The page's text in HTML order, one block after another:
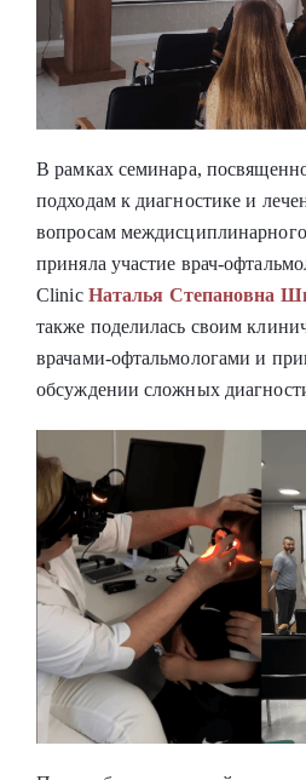
В рамках семинара,
подходам к диагностике и
вопросам
приняла участие врач-
Clinic Наталья Степановна
также поделилась своим
врачами-офтальмологами и
обсуждении сложных